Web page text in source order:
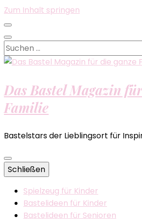
Zum Inhalt springen
Suchen
nach:
Das Bastel Magazin
Familie
Bastelstars der Lieblingsort für
Schließen
Spielzeug für Kinder
Bastelideen für Kinder
Bastelideen für Senioren